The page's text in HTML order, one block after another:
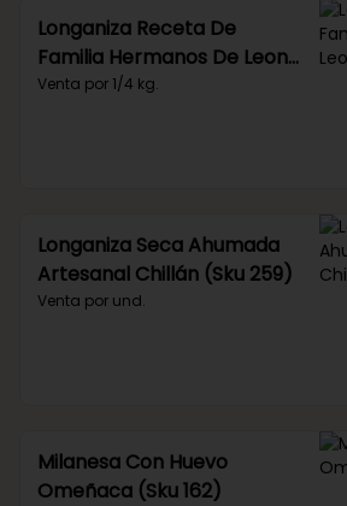
Longaniza Receta De
Familia Hermanos De Leon
(Sku 295)
Venta por 1/4 kg.
Longaniza Seca Ahumada
Artesanal Chillán (Sku 259)
Venta por und.
Milanesa Con Huevo
Omeñaca (Sku 162)